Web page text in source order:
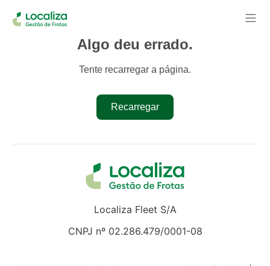
Algo deu errado.
Tente recarregar a página.
Recarregar
Localiza Fleet S/A
CNPJ nº 02.286.479/0001-08